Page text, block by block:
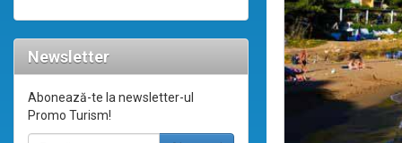
Newsletter
Abonează-te la newsletter-ul
Promo Turism!